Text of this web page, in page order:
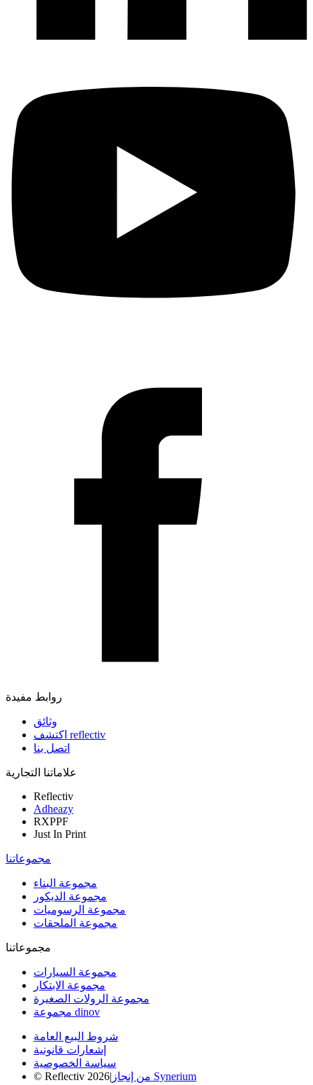
روابط مفيدة
وثائق
اكتشف reflectiv
اتصل بنا
علاماتنا التجارية
Reflectiv
Adheazy
RXPPF
Just In Print
مجموعاتنا
مجموعة البناء
مجموعة الديكور
مجموعة الرسوميات
مجموعة الملحقات
مجموعاتنا
مجموعة السيارات
مجموعة الابتكار
مجموعة الرولات الصغيرة
مجموعة dinov
شروط البيع العامة
إشعارات قانونية
سياسة الخصوصية
© Reflectiv 2026| من إنجاز Synerium